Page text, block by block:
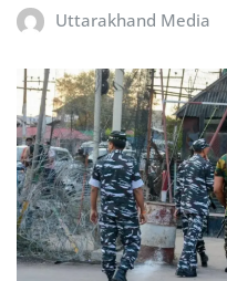
Uttarakhand Media